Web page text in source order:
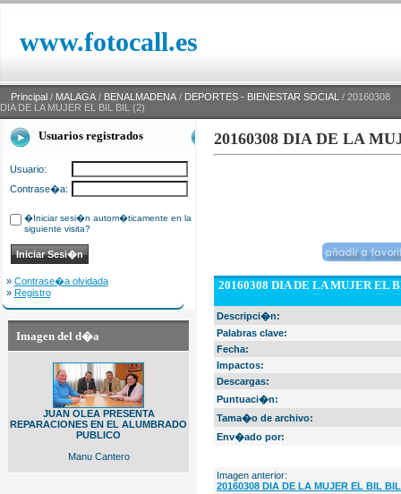
www.fotocall.es
Principal / MALAGA / BENALMADENA / DEPORTES - BIENESTAR SOCIAL / 20160308
DIA DE LA MUJER EL BIL BIL (2)
Usuarios registrados
Usuario:
Contrase�a:
�Iniciar sesi�n autom�ticamente en la
siguiente visita?
» Contrase�a olvidada
» Registro
Imagen del d�a
JUAN OLEA PRESENTA
REPARACIONES EN EL ALUMBRADO
PUBLICO
Manu Cantero
20160308 DIA DE LA
20160308 DIA DE LA MUJER EL
Descripci�n:
Palabras clave:
Fecha:
Impactos:
Descargas:
Puntuaci�n:
Tama�o de archivo:
Env�ado por:
Imagen anterior:
20160308 DIA DE LA MUJER EL BIL